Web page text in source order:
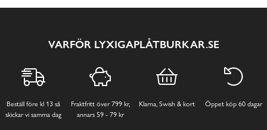
VARFÖR LYXIGAPLÅTBURKAR.SE
Beställ före kl 13 så
skickar vi samma dag
Fraktfritt över 799 kr,
annars 59 - 79 kr
Klarna, Swish & kort Öppet köp 60 dagar